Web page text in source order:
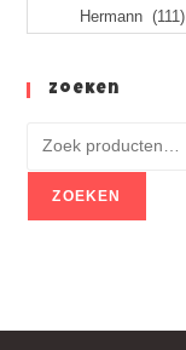
Zoeken
ZOEKEN